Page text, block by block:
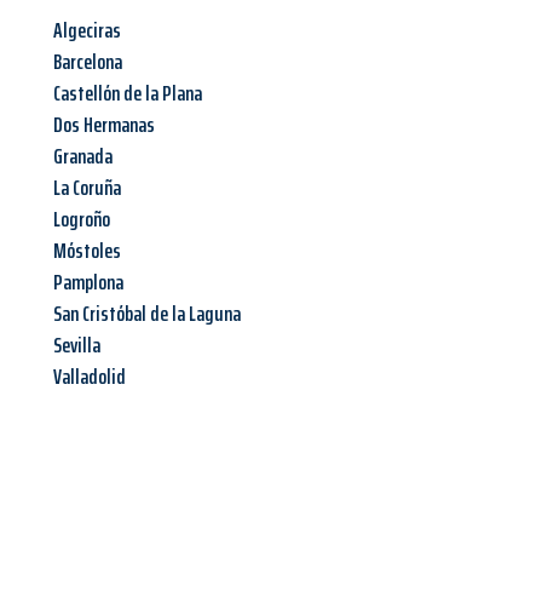
Algeciras
Barcelona
Castellón de la Plana
Dos Hermanas
Granada
La Coruña
Logroño
Móstoles
Pamplona
San Cristóbal de la Laguna
Sevilla
Valladolid